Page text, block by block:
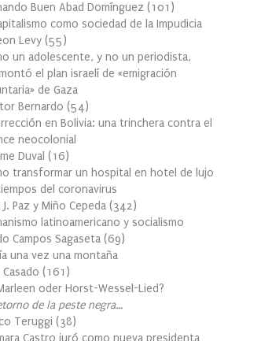
Buen Abad Domínguez (101 )
como sociedad de la Impudicia
Levy (55)
un adolescente, y no un periodista,
el plan israelí de «emigración
de Gaza
Bernardo (54)
en Bolivia: una trinchera contra el
neocolonial
Duval (16)
transformar un hospital en hotel de lujo
del coronavirus
J. Paz y Miño Cepeda (342)
latinoamericano y socialismo
Campos Sagaseta (69)
una vez una montaña
Casado (161 )
oder Horst-Wessel-Lied?
de la peste negra…
Teruggi (38)